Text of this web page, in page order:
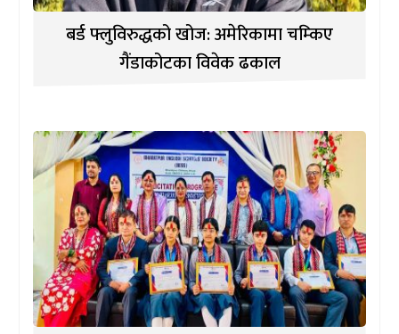
बर्ड फ्लुविरुद्धको खोज: अमेरिकामा चम्किए
गैंडाकोटका विवेक ढकाल